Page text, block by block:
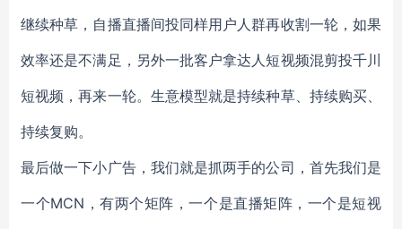
继续种草，自播直播间投同样用户人群再收割一轮，如果
效率还是不满足，另外一批客户拿达人短视频混剪投千川
短视频，再来一轮。生意模型就是持续种草、持续购买、
持续复购。
最后做一下小广告，我们就是抓两手的公司，首先我们是
一个MCN，有两个矩阵，一个是直播矩阵，一个是短视